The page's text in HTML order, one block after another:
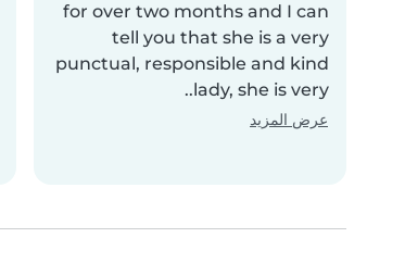
for over two months and I can
tell you that she is a very
punctual, responsible and kind
lady, she is very..
عرض المزيد